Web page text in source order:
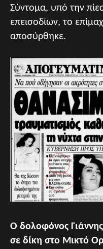
Σύντομα, υπό την
επεισοδίων, το
αποσύρθηκε.
Ο δολοφόνος
σε δίκη στο Μικτό